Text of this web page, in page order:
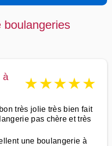
boulangeries
à
★★★★★
très jolie très bien fait
pas chère et très
une boulangerie à